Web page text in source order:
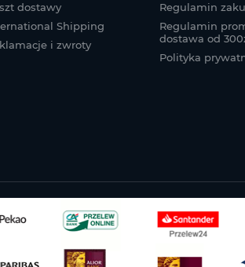
dostawy
Shipping
i zwroty
Regulamin
Regulamin
dostawa od
Polityka